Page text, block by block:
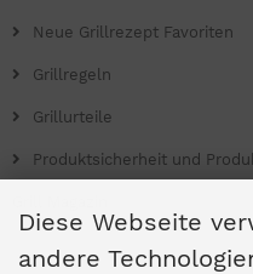
Neue Grillrezept Favoriten
Grillregeln
Grillurteile
Produktsicherheit und
Diese Webseite
andere